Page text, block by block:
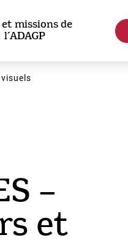
et missions de
l’ADAGP
–
et